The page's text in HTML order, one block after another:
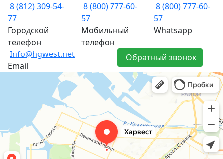
8 (812) 309-54-
77
Городской
телефон
8 (800) 777-60-
57
Мобильный
телефон
8 (800) 777-60-
57
Whatsapp
Info@hgwest.net
Email
Обратный звонок